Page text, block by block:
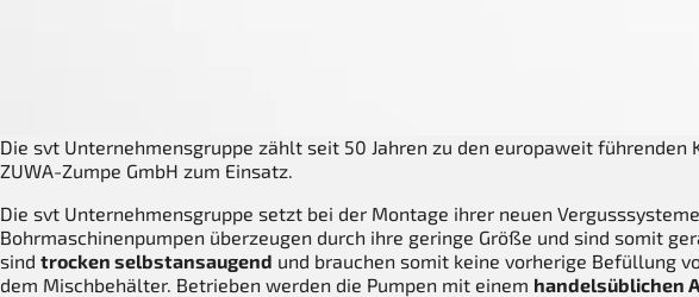
Die svt Unternehmensgruppe zählt seit 50 Jahren zu den europaweit
ZUWA-Zumpe GmbH zum Einsatz.
Die svt Unternehmensgruppe setzt bei der Montage ihrer neuen Vergusssysteme
Bohrmaschinenpumpen überzeugen durch ihre geringe Größe und sind somit
sind trocken selbstansaugend und brauchen somit keine vorherige Befüllung
dem Mischbehälter. Betrieben werden die Pumpen mit einem handelsüblichen